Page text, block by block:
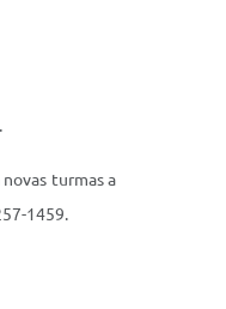
turmas a
1459.